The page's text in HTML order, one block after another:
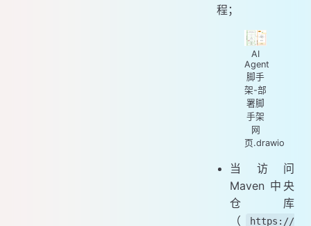
程；
AI
Agent
脚手
架-部
署脚
手架
网
页.drawio
当访问
Maven 中央
仓库
（
https://